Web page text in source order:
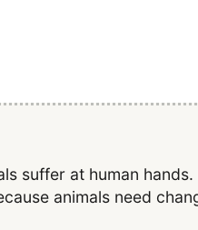
suffer at human
animals need